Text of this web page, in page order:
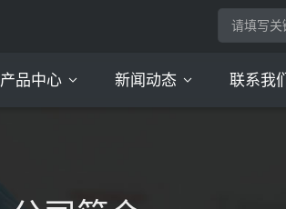
产品中心 新闻动态 联系我们